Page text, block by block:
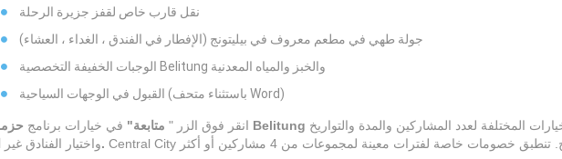
نقل قارب خاص لقفز جزيرة الرحلة
جولة طهي في مطعم معروف في بيليتونج (الإفطار في الفندق ، الغداء ، العشاء)
الوجبات الخفيفة التخصصية Belitung والخبز والمياه المعدنية
القبول في الوجهات السياحية (باستثناء متحف Word)
انقر فوق الزر " متابعة" في خيارات برنامج حزمة جولة Belitung
واختيار الفنادق غيرالفنادق.